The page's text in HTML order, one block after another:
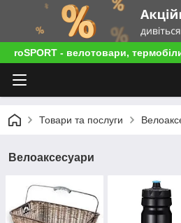
roSPORT - велотовари,
Товари та послуги
Велоаксесуари